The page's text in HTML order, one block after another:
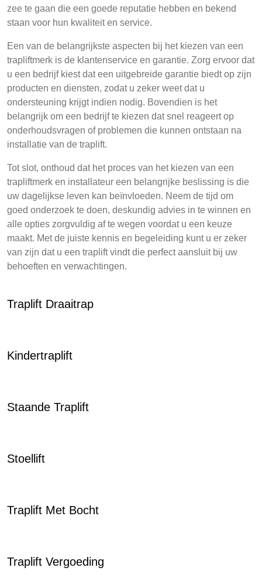
zee te gaan die een goede reputatie hebben en bekend
staan voor hun kwaliteit en service.
Een van de belangrijkste aspecten bij het kiezen van een
trapliftmerk is de klantenservice en garantie. Zorg ervoor dat
u een bedrijf kiest dat een uitgebreide garantie biedt op zijn
producten en diensten, zodat u zeker weet dat u
ondersteuning krijgt indien nodig. Bovendien is het
belangrijk om een bedrijf te kiezen dat snel reageert op
onderhoudsvragen of problemen die kunnen ontstaan na
installatie van de traplift.
Tot slot, onthoud dat het proces van het kiezen van een
trapliftmerk en installateur een belangrijke beslissing is die
uw dagelijkse leven kan beïnvloeden. Neem de tijd om
goed onderzoek te doen, deskundig advies in te winnen en
alle opties zorgvuldig af te wegen voordat u een keuze
maakt. Met de juiste kennis en begeleiding kunt u er zeker
van zijn dat u een traplift vindt die perfect aansluit bij uw
behoeften en verwachtingen.
Traplift Draaitrap
Kindertraplift
Staande Traplift
Stoellift
Traplift Met Bocht
Traplift Vergoeding